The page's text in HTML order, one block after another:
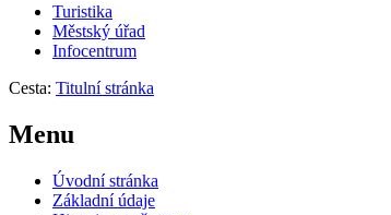
Turistika
Městský úřad
Infocentrum
Cesta: Titulní stránka
Menu
Úvodní stránka
Základní údaje